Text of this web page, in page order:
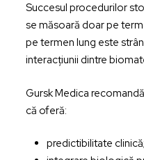
Succesul procedurilor
se măsoară doar pe
pe termen lung este
interacțiunii dintre
Gursk Medica
că oferă:
predictibilitate clinică;